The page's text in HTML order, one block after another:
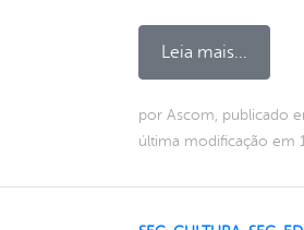
Leia mais...
por Ascom, publicado
última modificação em